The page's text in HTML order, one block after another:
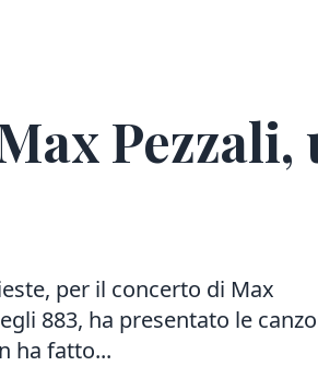
Pezzali,
per il concerto di Max
883, ha presentato le
ha fatto...